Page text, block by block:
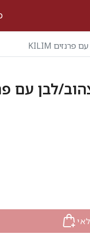
קילים הדס 05 צהוב/